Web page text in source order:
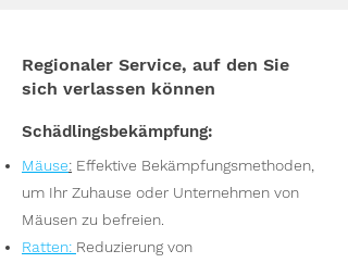
Regionaler Service, auf den Sie
sich verlassen können
Schädlingsbekämpfung:
Mäuse: Effektive Bekämpfungsmethoden,
um Ihr Zuhause oder Unternehmen von
Mäusen zu befreien.
Ratten: Reduzierung von